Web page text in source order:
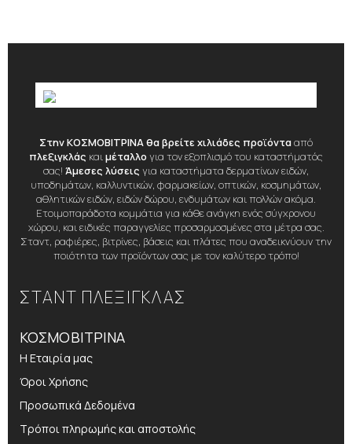
Στην ΚΟΣΜΟΒΙΤΡΙΝΑ θα βρείτε χιλιάδες προϊόντααπό
πλεξιγκλάς καιμέταλλο για τον εξοπλισμό του καταστήματός
σας! Άμεσες λύσεις για καταστήματα δερματίνων ειδών,
υποδημάτων, καλλυντικών, φαρμακείων, οπτικών, κοσμημάτων,
αθλητικών ειδών, ειδών δώρου, ενδυμάτων και πολλών ακόμα.
Ετοιμοπαράδοτα κομμάτια για κάθε ανάγκη ενός σύγχρονου
χώρου, και ειδικές παραγγελίες προσαρμοσμένες στα μέτρα σας.
Σταντ, ραφιέρες, βιτρίνες, βάσεις και πλάτες που αναδεικνύουν την
ποιότητα των προϊόντων σας με τον καλύτερο τρόπο!
ΣΤΑΝΤ ΠΛΕΞΙΓΚΛΑΣ
ΚΟΣΜΟΒΙΤΡΙΝΑ
Η Εταιρία μας
Όροι Χρήσης
Προσωπικά Δεδομένα
Τρόποι πληρωμής και αποστολής